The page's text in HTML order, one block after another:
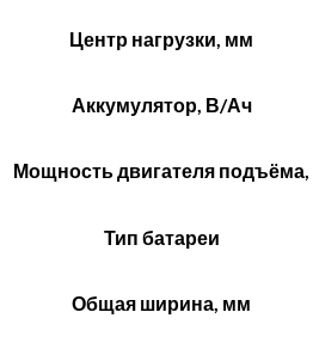
Центр нагрузки, мм
Аккумулятор, В/Ач
Мощность двигателя подъёма,
Тип батареи
Общая ширина, мм